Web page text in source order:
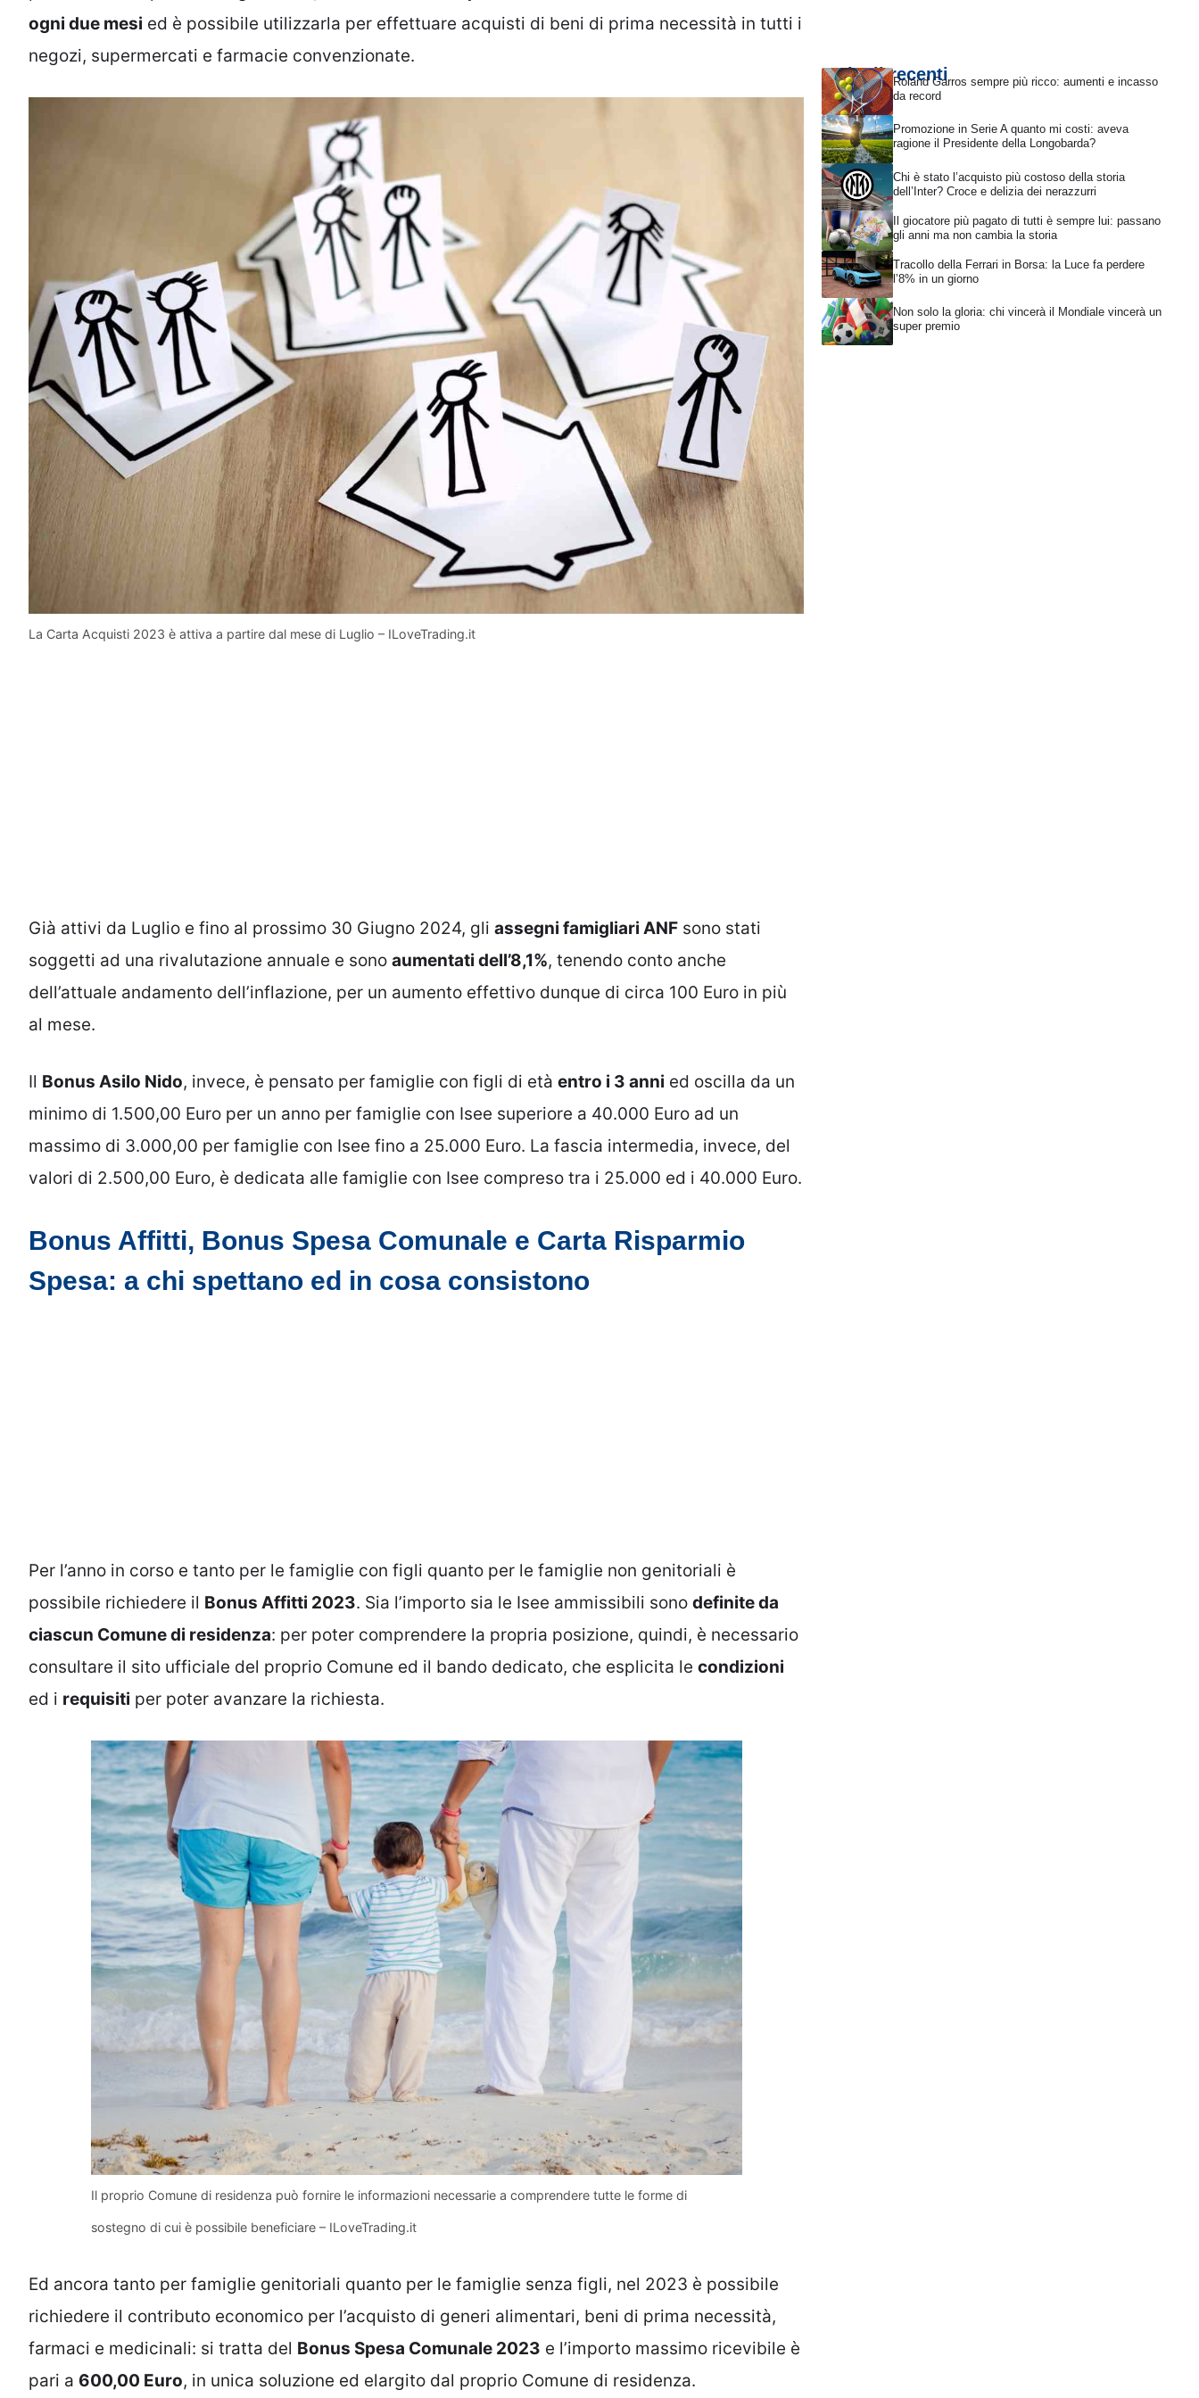
ogni due mesi ed è possibile utilizzarla per effettuare acquisti di beni di prima necessità in tutti i
negozi, supermercati e farmacie convenzionate.
La Carta Acquisti 2023 è attiva a partire dal mese di Luglio – ILoveTrading.it
Già attivi da Luglio e fino al prossimo 30 Giugno 2024, gli assegni famigliari ANF sono stati
soggetti ad una rivalutazione annuale e sono aumentati dell’8,1%, tenendo conto anche
dell’attuale andamento dell’inflazione, per un aumento effettivo dunque di circa 100 Euro in più
al mese.
Il Bonus Asilo Nido, invece, è pensato per famiglie con figli di età entro i 3 anni ed oscilla da un
minimo di 1.500,00 Euro per un anno per famiglie con Isee superiore a 40.000 Euro ad un
massimo di 3.000,00 per famiglie con Isee fino a 25.000 Euro. La fascia intermedia, invece, del
valori di 2.500,00 Euro, è dedicata alle famiglie con Isee compreso tra i 25.000 ed i 40.000 Euro.
Bonus Affitti, Bonus Spesa Comunale e Carta Risparmio
Spesa: a chi spettano ed in cosa consistono
Per l’anno in corso e tanto per le famiglie con figli quanto per le famiglie non genitoriali è
possibile richiedere il Bonus Affitti 2023. Sia l’importo sia le Isee ammissibili sono definite da
ciascun Comune di residenza: per poter comprendere la propria posizione, quindi, è necessario
consultare il sito ufficiale del proprio Comune ed il bando dedicato, che esplicita le condizioni
ed i requisiti per poter avanzare la richiesta.
Il proprio Comune di residenza può fornire le informazioni necessarie a comprendere tutte le forme di
sostegno di cui è possibile beneficiare – ILoveTrading.it
Ed ancora tanto per famiglie genitoriali quanto per le famiglie senza figli, nel 2023 è possibile
richiedere il contributo economico per l’acquisto di generi alimentari, beni di prima necessità,
farmaci e medicinali: si tratta del Bonus Spesa Comunale 2023 e l’importo massimo ricevibile è
pari a 600,00 Euro, in unica soluzione ed elargito dal proprio Comune di residenza.
Articoli recentiRoland Garros sempre più ricco: aumenti e incasso
da record
Promozione in Serie A quanto mi costi: aveva
ragione il Presidente della Longobarda?
Chi è stato l’acquisto più costoso della storia
dell’Inter? Croce e delizia dei nerazzurri
Il giocatore più pagato di tutti è sempre lui: passano
gli anni ma non cambia la storia
Tracollo della Ferrari in Borsa: la Luce fa perdere
l’8% in un giorno
Non solo la gloria: chi vincerà il Mondiale vincerà un
super premio